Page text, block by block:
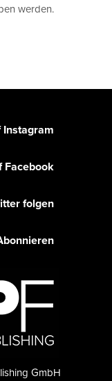
werden.
Instagram
Facebook
folgen
GmbH